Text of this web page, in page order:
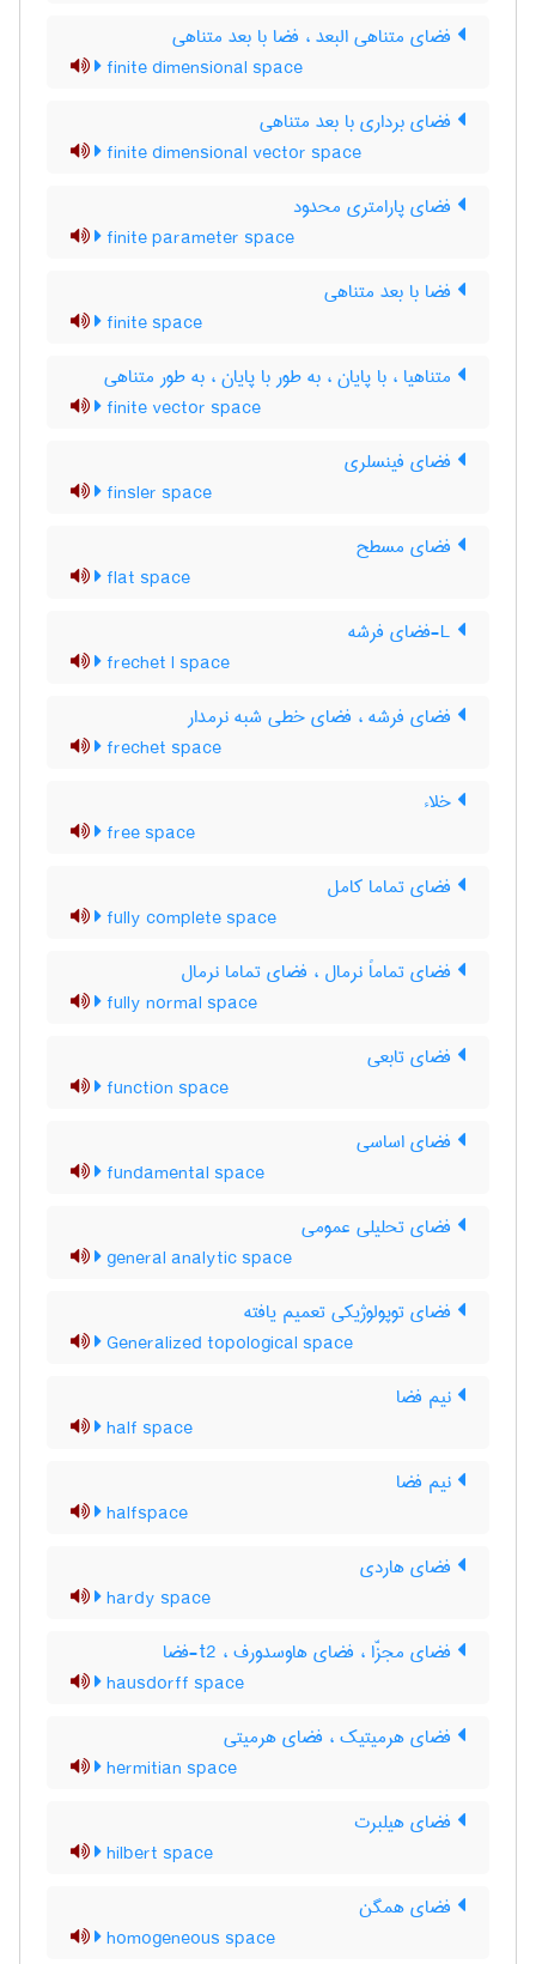
فضای متناهی البعد ، فضا با بعد متناهی
finite dimensional space
فضای برداری با بعد متناهی
finite dimensional vector space
فضای پارامتری محدود
finite parameter space
فضا با بعد متناهی
finite space
متناهیا ، با پایان ، به طور با پایان ، به طور متناهی
finite vector space
فضای فینسلری
finsler space
فضای مسطح
flat space
frechet l space
فضای فرشه ، فضای خطی شبه نرمدار
frechet space
خلاء
free space
فضای تماما کامل
fully complete space
فضای تماماً نرمال ، فضای تماما نرمال
fully normal space
فضای تابعی
function space
فضای اساسی
fundamental space
فضای تحلیلی عمومی
general analytic space
فضای توپولوژیکی تعمیم یافته
Generalized topological space
نیم فضا
half space
نیم فضا
halfspace
فضای هاردی
hardy space
فضای مجزّا ، فضای هاوسدورف ، t2-فضا
hausdorff space
فضای هرمیتیک ، فضای هرمیتی
hermitian space
فضای هیلبرت
hilbert space
فضای همگن
homogeneous space